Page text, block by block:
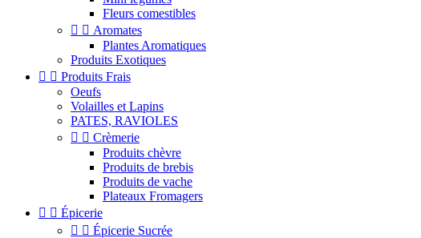
Fleurs comestibles
  Aromates
Plantes Aromatiques
Produits Exotiques
  Produits Frais
Oeufs
Volailles et Lapins
PATES, RAVIOLES
  Crèmerie
Produits chèvre
Produits de brebis
Produits de vache
Plateaux Fromagers
  Épicerie
  Épicerie Sucrée